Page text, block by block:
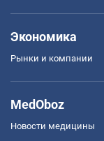
Экономика
Рынки и компании
MedOboz
Новости медицины